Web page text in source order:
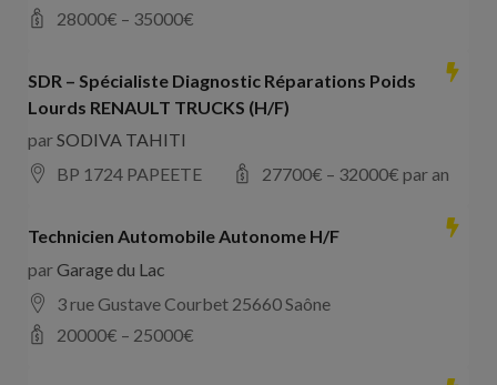
28000€ – 35000€
SDR – Spécialiste Diagnostic Réparations Poids
Lourds RENAULT TRUCKS (H/F)
parSODIVA TAHITI
BP 1724 PAPEETE
27700€ – 32000€ par an
Technicien Automobile Autonome H/F
parGarage du Lac
3 rue Gustave Courbet 25660 Saône
20000€ – 25000€